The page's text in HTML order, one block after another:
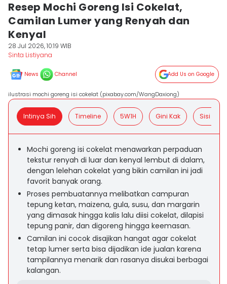
Resep Mochi Goreng Isi Cokelat,
Camilan Lumer yang Renyah dan
Kenyal
28 Jul 2026, 10:19 WIB
Sinta Listiyana
News Channel Add Us on Google
ilustrasi mochi goreng isi cokelat (pixabay.com/WangDaxiong)
Intinya Sih Timeline 5W1H Gini Kak Sisi
Mochi goreng isi cokelat menawarkan perpaduan
tekstur renyah di luar dan kenyal lembut di dalam,
dengan lelehan cokelat yang bikin camilan ini jadi
favorit banyak orang.
Proses pembuatannya melibatkan campuran
tepung ketan, maizena, gula, susu, dan margarin
yang dimasak hingga kalis lalu diisi cokelat, dilapisi
tepung panir, dan digoreng hingga keemasan.
Camilan ini cocok disajikan hangat agar cokelat
tetap lumer serta bisa dijadikan ide jualan karena
tampilannya menarik dan rasanya disukai berbagai
kalangan.